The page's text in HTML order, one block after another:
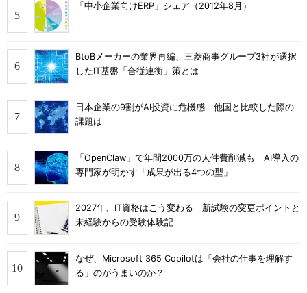
「中小企業向けERP」シェア（2012年8月）
BtoBメーカーの業界再編、三菱商事グループ3社が選択
したIT基盤「合従連衡」策とは
日本企業の9割がAI投資に危機感 他国と比較した際の
課題は
「OpenClaw」で年間2000万の人件費削減も AI導入の
専門家が明かす「成果が出る4つの型」
2027年、IT資格はこう変わる 新試験の変更ポイントと
未経験からの受験体験記
なぜ、Microsoft 365 Copilotは「会社の仕事を理解す
る」のがうまいのか？